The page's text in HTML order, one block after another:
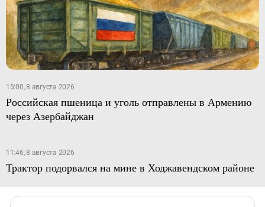
15:00, 8 августа 2026
Российская пшеница и уголь отправлены в Армению
через Азербайджан
11:46, 8 августа 2026
Трактор подорвался на мине в Ходжавендском районе